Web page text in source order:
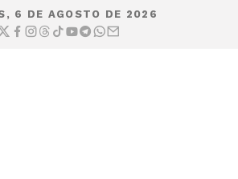
6 DE AGOSTO DE 2026